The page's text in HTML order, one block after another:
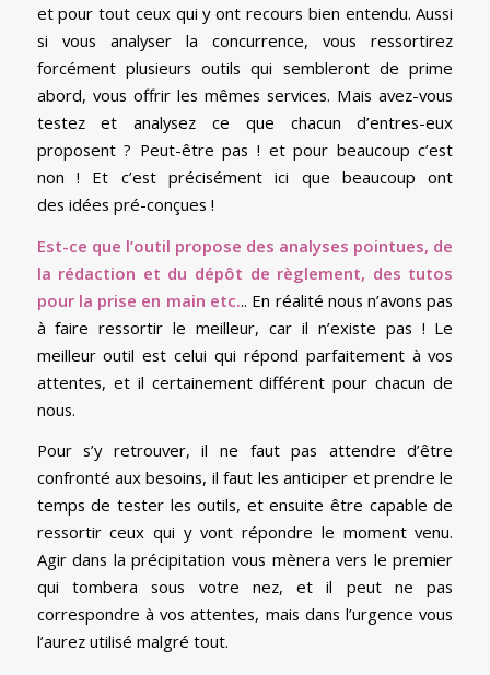
et pour tout ceux qui y ont recours bien entendu. Aussi
si vous analyser la concurrence, vous ressortirez
forcément plusieurs outils qui sembleront de prime
abord, vous offrir les mêmes services. Mais avez-vous
testez et analysez ce que chacun d’entres-eux
proposent ? Peut-être pas ! et pour beaucoup c’est
non ! Et c’est précisément ici que beaucoup ont
des idées pré-conçues !
Est-ce que l’outil propose des analyses pointues, de
la rédaction et du dépôt de règlement, des tutos
pour la prise en main etc... En réalité nous n’avons pas
à faire ressortir le meilleur, car il n’existe pas ! Le
meilleur outil est celui qui répond parfaitement à vos
attentes, et il certainement différent pour chacun de
nous.
Pour s’y retrouver, il ne faut pas attendre d’être
confronté aux besoins, il faut les anticiper et prendre le
temps de tester les outils, et ensuite être capable de
ressortir ceux qui y vont répondre le moment venu.
Agir dans la précipitation vous mènera vers le premier
qui tombera sous votre nez, et il peut ne pas
correspondre à vos attentes, mais dans l’urgence vous
l’aurez utilisé malgré tout.